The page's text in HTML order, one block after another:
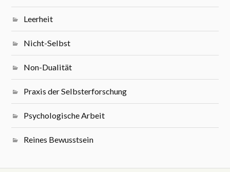
Leerheit
Nicht-Selbst
Non-Dualität
Praxis der Selbsterforschung
Psychologische Arbeit
Reines Bewusstsein